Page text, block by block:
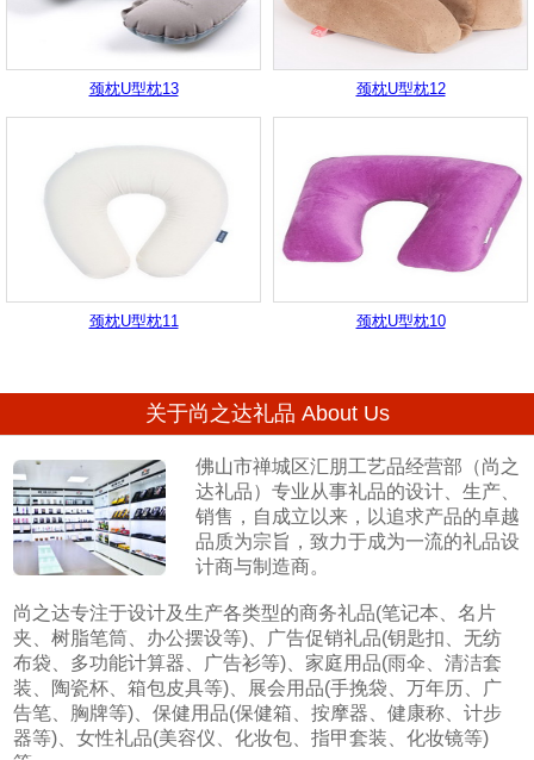
颈枕U型枕13 颈枕U型枕12
颈枕U型枕11 颈枕U型枕10
关于尚之达礼品 About Us
佛山市禅城区汇朋工艺品经营部（尚之
达礼品）专业从事礼品的设计、生产、
销售，自成立以来，以追求产品的卓越
品质为宗旨，致力于成为一流的礼品设
计商与制造商。
尚之达专注于设计及生产各类型的商务礼品(笔记本、名片
夹、树脂笔筒、办公摆设等)、广告促销礼品(钥匙扣、无纺
布袋、多功能计算器、广告衫等)、家庭用品(雨伞、清洁套
装、陶瓷杯、箱包皮具等)、展会用品(手挽袋、万年历、广
告笔、胸牌等)、保健用品(保健箱、按摩器、健康称、计步
器等)、女性礼品(美容仪、化妆包、指甲套装、化妆镜等)